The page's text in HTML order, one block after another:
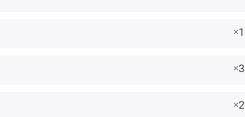
1×
3×
2×